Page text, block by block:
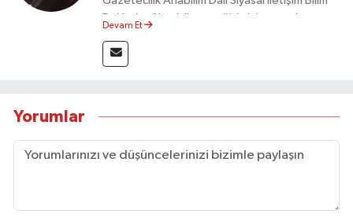
Dalı’nda yüksek lisans eğitimini tamamlamıştır.
akademik çalışmalar gerçekleştirmiştir.
Taşköprü Postası internet haber sitesinde
Devam Et
Yorumlar